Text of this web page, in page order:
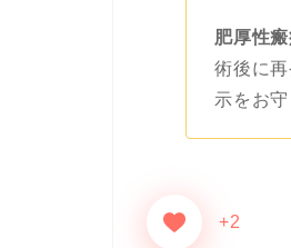
肥厚性
術後に
示をお守
+2